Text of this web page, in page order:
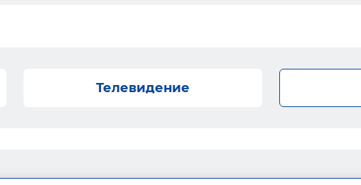
Телевидение